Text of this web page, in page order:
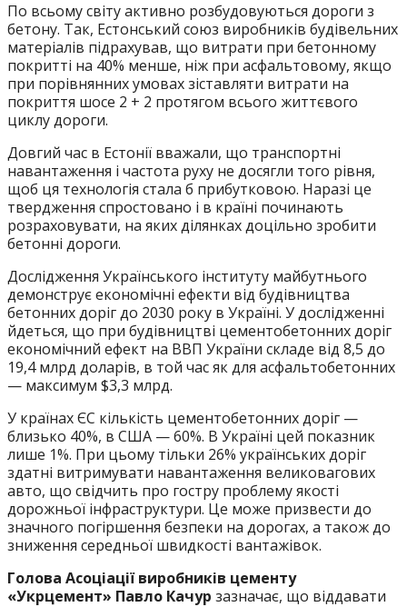
По всьому світу активно розбудовуються дороги з
бетону. Так, Естонський союз виробників будівельних
матеріалів підрахував, що витрати при бетонному
покритті на 40% менше, ніж при асфальтовому, якщо
при порівнянних умовах зіставляти витрати на
покриття шосе 2 + 2 протягом всього життєвого
циклу дороги.
Довгий час в Естонії вважали, що транспортні
навантаження і частота руху не досягли того рівня,
щоб ця технологія стала б прибутковою. Наразі це
твердження спростовано і в країні починають
розраховувати, на яких ділянках доцільно зробити
бетонні дороги.
Дослідження Українського інституту майбутнього
демонструє економічні ефекти від будівництва
бетонних доріг до 2030 року в Україні. У дослідженні
йдеться, що при будівництві цементобетонних доріг
економічний ефект на ВВП України складе від 8,5 до
19,4 млрд доларів, в той час як для асфальтобетонних
— максимум $3,3 млрд.
У країнах ЄС кількість цементобетонних доріг —
близько 40%, в США — 60%. В Україні цей показник
лише 1%. При цьому тільки 26% українських доріг
здатні витримувати навантаження великовагових
авто, що свідчить про гостру проблему якості
дорожньої інфраструктури. Це може призвести до
значного погіршення безпеки на дорогах, а також до
зниження середньої швидкості вантажівок.
Голова Асоціації виробників цементу
«Укрцемент» Павло Качур зазначає, що віддавати